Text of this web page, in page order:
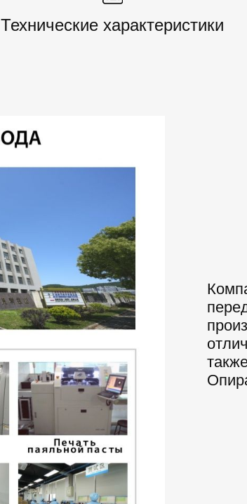
Технические характеристики